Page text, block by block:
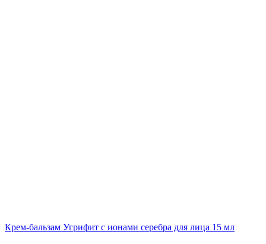
Крем-бальзам Угрифит с ионами серебра для лица 15 мл